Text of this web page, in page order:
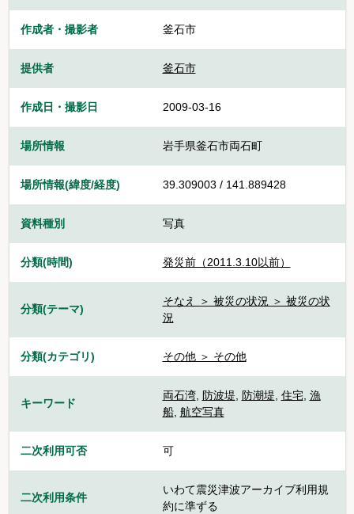
作成者・撮影者 釜石市
提供者 釜石市
作成日・撮影日 2009-03-16
場所情報 岩手県釜石市両石町
場所情報(緯度/経度) 39.309003 / 141.889428
資料種別 写真
分類(時間) 発災前（2011.3.10以前）
分類(テーマ)
そなえ ＞ 被災の状況 ＞ 被災の状
況
分類(カテゴリ) その他 ＞ その他
キーワード
両石湾, 防波堤, 防潮堤, 住宅, 漁
船, 航空写真
二次利用可否 可
二次利用条件
いわて震災津波アーカイブ利用規
約に準ずる